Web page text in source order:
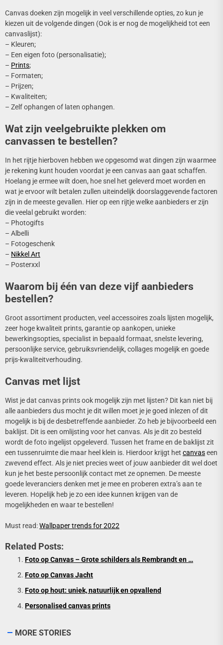
Canvas doeken zijn mogelijk in veel verschillende opties, zo kun je
kiezen uit de volgende dingen (Ook is er nog de mogelijkheid tot een
canvaslijst):
– Kleuren;
– Een eigen foto (personalisatie);
– Prints;
– Formaten;
– Prijzen;
– Kwaliteiten;
– Zelf ophangen of laten ophangen.
Wat zijn veelgebruikte plekken om
canvassen te bestellen?
In het rijtje hierboven hebben we opgesomd wat dingen zijn waarmee
je rekening kunt houden voordat je een canvas aan gaat schaffen.
Hoelang je ermee wilt doen, hoe snel het geleverd moet worden en
wat je ervoor wilt betalen zullen uiteindelijk doorslaggevende factoren
zijn in de meeste gevallen. Hier op een rijtje welke aanbieders er zijn
die veelal gebruikt worden:
– Photogifts
– Albelli
– Fotogeschenk
– Nikkel Art
– Posterxxl
Waarom bij één van deze vijf aanbieders
bestellen?
Groot assortiment producten, veel accessoires zoals lijsten mogelijk,
zeer hoge kwaliteit prints, garantie op aankopen, unieke
bewerkingsopties, specialist in bepaald formaat, snelste levering,
persoonlijke service, gebruiksvriendelijk, collages mogelijk en goede
prijs-kwaliteitverhouding.
Canvas met lijst
Wist je dat canvas prints ook mogelijk zijn met lijsten? Dit kan niet bij
alle aanbieders dus mocht je dit willen moet je je goed inlezen of dit
mogelijk is bij de desbetreffende aanbieder. Zo heb je bijvoorbeeld een
baklijst. Dit is een omlijsting voor het canvas. Als je dit zo besteld
wordt de foto ingelijst opgeleverd. Tussen het frame en de baklijst zit
een tussenruimte die maar heel klein is. Hierdoor krijgt het canvaseen
zwevend effect. Als je niet precies weet of jouw aanbieder dit wel doet
kun je het beste persoonlijk contact met ze opnemen. De meeste
goede leveranciers denken met je mee en proberen extra’s aan te
leveren. Hopelijk heb je zo een idee kunnen krijgen van de
mogelijkheden en waar te bestellen!
Must read:Wallpaper trends for 2022
Related Posts:
Foto op Canvas – Grote schilders als Rembrandt en …
Foto op Canvas Jacht
Foto op hout: uniek, natuurlijk en opvallend
Personalised canvas prints
MORE STORIES